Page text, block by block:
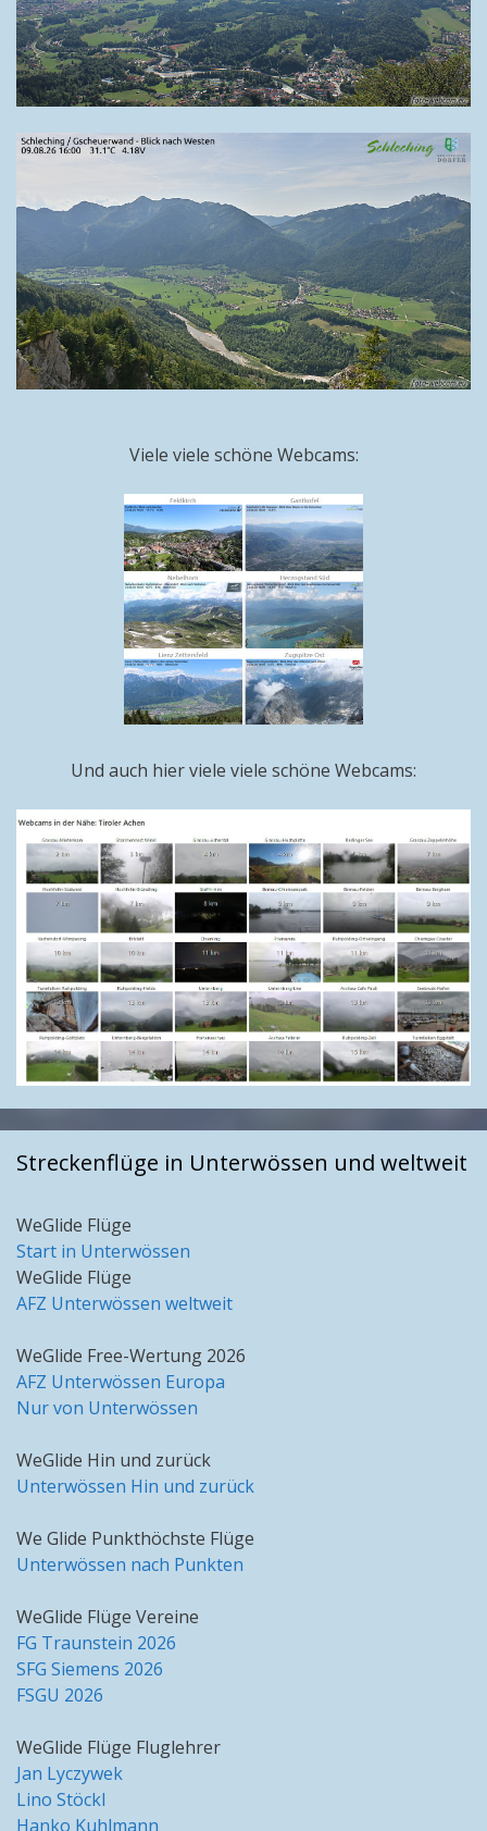
Viele viele schöne Webcams:
Und auch hier viele viele schöne Webcams:
Streckenflüge in Unterwössen und weltweit
WeGlide Flüge
Start in Unterwössen
WeGlide Flüge
AFZ Unterwössen weltweit
WeGlide Free-Wertung 2026
AFZ Unterwössen Europa
Nur von Unterwössen
WeGlide Hin und zurück
Unterwössen Hin und zurück
We Glide Punkthöchste Flüge
Unterwössen nach Punkten
WeGlide Flüge Vereine
FG Traunstein 2026
SFG Siemens 2026
FSGU 2026
WeGlide Flüge Fluglehrer
Jan Lyczywek
Lino Stöckl
Hanko Kuhlmann